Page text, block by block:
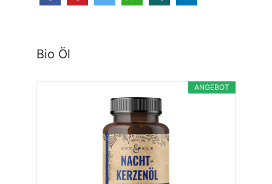
Bio Öl
ANGEBOT